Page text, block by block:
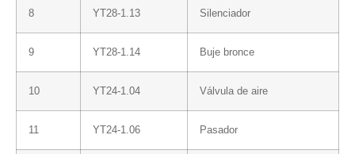
8 YT28-1.13 Silenciador
9 YT28-1.14 Buje bronce
10 YT24-1.04 Válvula de aire
11 YT24-1.06 Pasador